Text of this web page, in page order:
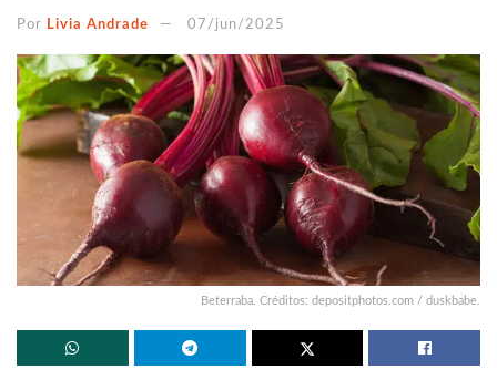
Por Livia Andrade 07/jun/2025
Beterraba. Créditos: depositphotos.com / duskbabe.